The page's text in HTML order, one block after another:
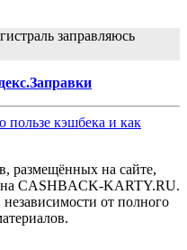
заправляюсь
размещённых на сайте,
на CASHBACK-KARTY.RU.
от полного